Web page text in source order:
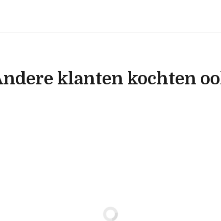
klanten kochten